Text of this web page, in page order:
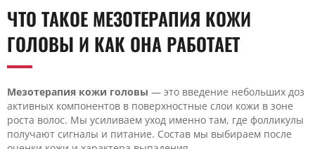
ЧТО ТАКОЕ МЕЗОТЕРАПИЯ КОЖИ
ГОЛОВЫ И КАК ОНА РАБОТАЕТ
Мезотерапия кожи головы — это введение небольших доз
активных компонентов в поверхностные слои кожи в зоне
роста волос. Мы усиливаем уход именно там, где фолликулы
получают сигналы и питание. Состав мы выбираем после